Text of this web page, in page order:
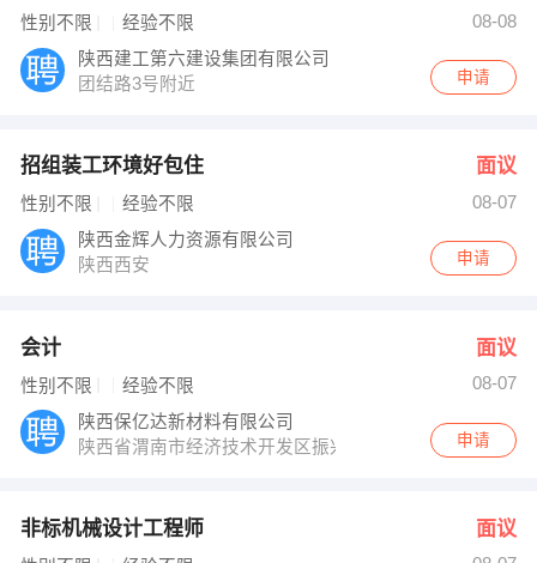
性别不限 经验不限
08-08
陕西建工第六建设集团有限公司
团结路3号附近
申请
招组装工环境好包住 面议
性别不限 经验不限
08-07
陕西金辉人力资源有限公司
陕西西安
申请
会计 面议
性别不限 经验不限
08-07
陕西保亿达新材料有限公司
陕西省渭南市经济技术开发区振兴大道西侧
申请
非标机械设计工程师 面议